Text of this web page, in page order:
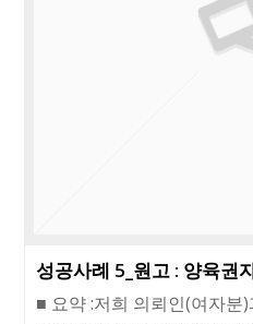
성공사례 5_원고 : 양육권
■ 요약 :저희 의뢰인(여자분